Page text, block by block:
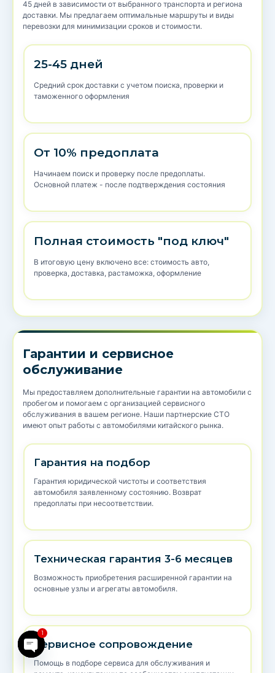
45 дней в зависимости от выбранного транспорта и региона
доставки. Мы предлагаем оптимальные маршруты и виды
перевозки для минимизации сроков и стоимости.
25-45 дней
Средний срок доставки с учетом поиска, проверки и
таможенного оформления
От 10% предоплата
Начинаем поиск и проверку после предоплаты.
Основной платеж - после подтверждения состояния
Полная стоимость "под ключ"
В итоговую цену включено все: стоимость авто,
проверка, доставка, растаможка, оформление
Гарантии и сервисное
обслуживание
Мы предоставляем дополнительные гарантии на автомобили с
пробегом и помогаем с организацией сервисного
обслуживания в вашем регионе. Наши партнерские СТО
имеют опыт работы с автомобилями китайского рынка.
Гарантия на подбор
Гарантия юридической чистоты и соответствия
автомобиля заявленному состоянию. Возврат
предоплаты при несоответствии.
Техническая гарантия 3-6 месяцев
Возможность приобретения расширенной гарантии на
основные узлы и агрегаты автомобиля.
Сервисное сопровождение
Помощь в подборе сервиса для обслуживания и
Open chaty
1